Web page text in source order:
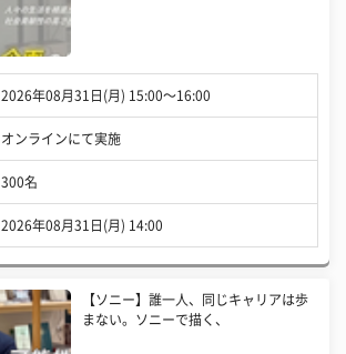
2026年08月31日(月) 15:00〜16:00
オンラインにて実施
300名
2026年08月31日(月) 14:00
【ソニー】誰一人、同じキャリアは歩
まない。ソニーで描く、